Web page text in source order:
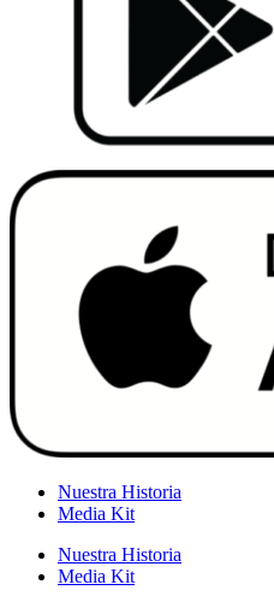
Nuestra Historia
Media Kit
Nuestra Historia
Media Kit